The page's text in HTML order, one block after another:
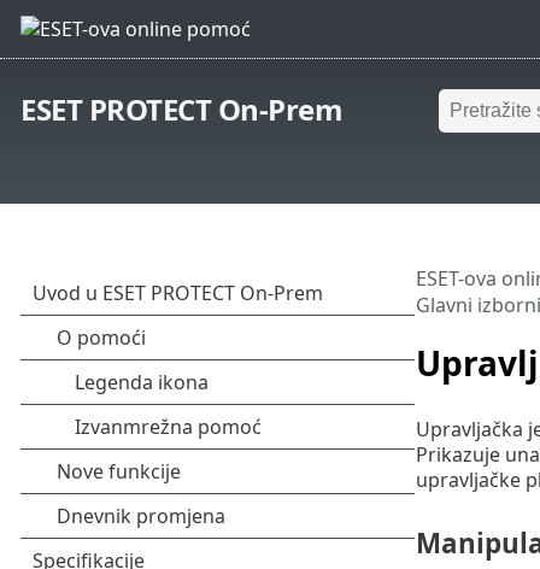
ESET PROTECT On-Prem
ESET-ova
Glavni
Upravljačka
Prikazuje
upravljačke